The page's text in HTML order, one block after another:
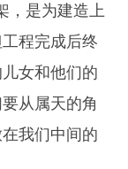
，是为建造上
程完成后终
女和他们的
从属天的角
我们中间的